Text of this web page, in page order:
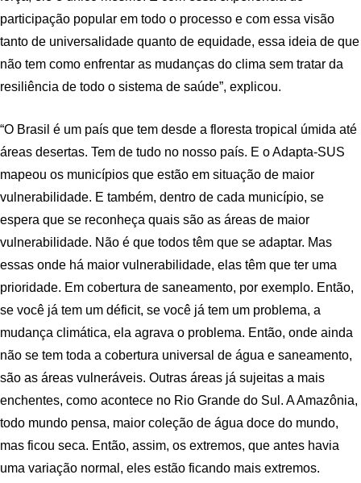
participação popular em todo o processo e com essa visão
tanto de universalidade quanto de equidade, essa ideia de que
não tem como enfrentar as mudanças do clima sem tratar da
resiliência de todo o sistema de saúde”, explicou.
“O Brasil é um país que tem desde a floresta tropical úmida até
áreas desertas. Tem de tudo no nosso país. E o Adapta-SUS
mapeou os municípios que estão em situação de maior
vulnerabilidade. E também, dentro de cada município, se
espera que se reconheça quais são as áreas de maior
vulnerabilidade. Não é que todos têm que se adaptar. Mas
essas onde há maior vulnerabilidade, elas têm que ter uma
prioridade. Em cobertura de saneamento, por exemplo. Então,
se você já tem um déficit, se você já tem um problema, a
mudança climática, ela agrava o problema. Então, onde ainda
não se tem toda a cobertura universal de água e saneamento,
são as áreas vulneráveis. Outras áreas já sujeitas a mais
enchentes, como acontece no Rio Grande do Sul. A Amazônia,
todo mundo pensa, maior coleção de água doce do mundo,
mas ficou seca. Então, assim, os extremos, que antes havia
uma variação normal, eles estão ficando mais extremos.